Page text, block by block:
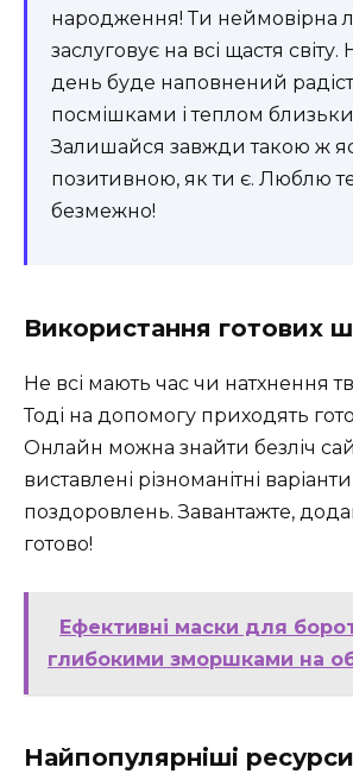
народження! Ти неймовірна
заслуговує на всі щастя
день буде наповнений
посмішками і теплом
Залишайся завжди такою ж
позитивною, як ти є. Люблю
безмежно!
Використання готових
Не всі мають час чи натхнення
Тоді на допомогу приходять
Онлайн можна знайти безліч
виставлені різноманітні
поздоровлень. Завантажте,
готово!
Ефективні маски для
глибокими зморшками на
Найпопулярніші ресурси